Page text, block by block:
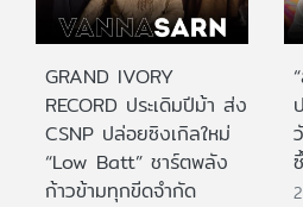
GRAND IVORY
RECORD ประเดิมปีม้า ส่ง
CSNP ปล่อยซิงเกิลใหม่
“Low Batt” ชาร์ตพลัง
ก้าวข้ามทุกขีดจำกัด